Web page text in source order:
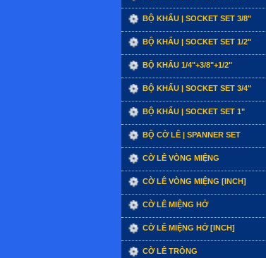
BỘ KHẨU | SOCKET SET 3/8"
BỘ KHẨU | SOCKET SET 1/2"
BỘ KHẨU 1/4"+3/8"+1/2"
BỘ KHẨU | SOCKET SET 3/4"
BỘ KHẨU | SOCKET SET 1"
BỘ CỜ LÊ | SPANNER SET
CỜ LÊ VÒNG MIỆNG
CỜ LÊ VÒNG MIỆNG [INCH]
CỜ LÊ MIỆNG HỞ
CỜ LÊ MIỆNG HỞ [INCH]
CỜ LÊ TRÒNG